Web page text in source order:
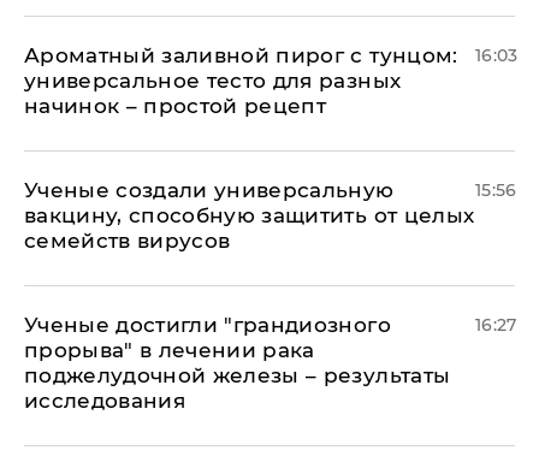
Ароматный заливной пирог с тунцом:
универсальное тесто для разных
начинок – простой рецепт
16:03
Ученые создали универсальную
вакцину, способную защитить от целых
семейств вирусов
15:56
Ученые достигли "грандиозного
прорыва" в лечении рака
поджелудочной железы – результаты
исследования
16:27